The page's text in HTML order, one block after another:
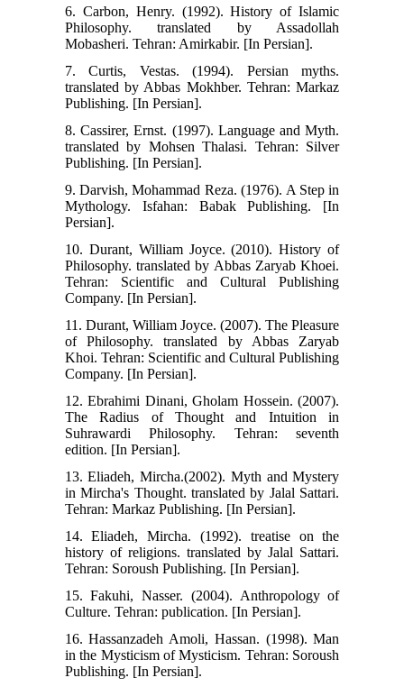
6. Carbon, Henry. (1992). History of Islamic
Philosophy. translated by Assadollah
Mobasheri. Tehran: Amirkabir. [In Persian].
7. Curtis, Vestas. (1994). Persian myths.
translated by Abbas Mokhber. Tehran: Markaz
Publishing. [In Persian].
8. Cassirer, Ernst. (1997). Language and Myth.
translated by Mohsen Thalasi. Tehran: Silver
Publishing. [In Persian].
9. Darvish, Mohammad Reza. (1976). A Step in
Mythology. Isfahan: Babak Publishing. [In
Persian].
10. Durant, William Joyce. (2010). History of
Philosophy. translated by Abbas Zaryab Khoei.
Tehran: Scientific and Cultural Publishing
Company. [In Persian].
11. Durant, William Joyce. (2007). The Pleasure
of Philosophy. translated by Abbas Zaryab
Khoi. Tehran: Scientific and Cultural Publishing
Company. [In Persian].
12. Ebrahimi Dinani, Gholam Hossein. (2007).
The Radius of Thought and Intuition in
Suhrawardi Philosophy. Tehran: seventh
edition. [In Persian].
13. Eliadeh, Mircha.(2002). Myth and Mystery
in Mircha's Thought. translated by Jalal Sattari.
Tehran: Markaz Publishing. [In Persian].
14. Eliadeh, Mircha. (1992). treatise on the
history of religions. translated by Jalal Sattari.
Tehran: Soroush Publishing. [In Persian].
15. Fakuhi, Nasser. (2004). Anthropology of
Culture. Tehran: publication. [In Persian].
16. Hassanzadeh Amoli, Hassan. (1998). Man
in the Mysticism of Mysticism. Tehran: Soroush
Publishing. [In Persian].